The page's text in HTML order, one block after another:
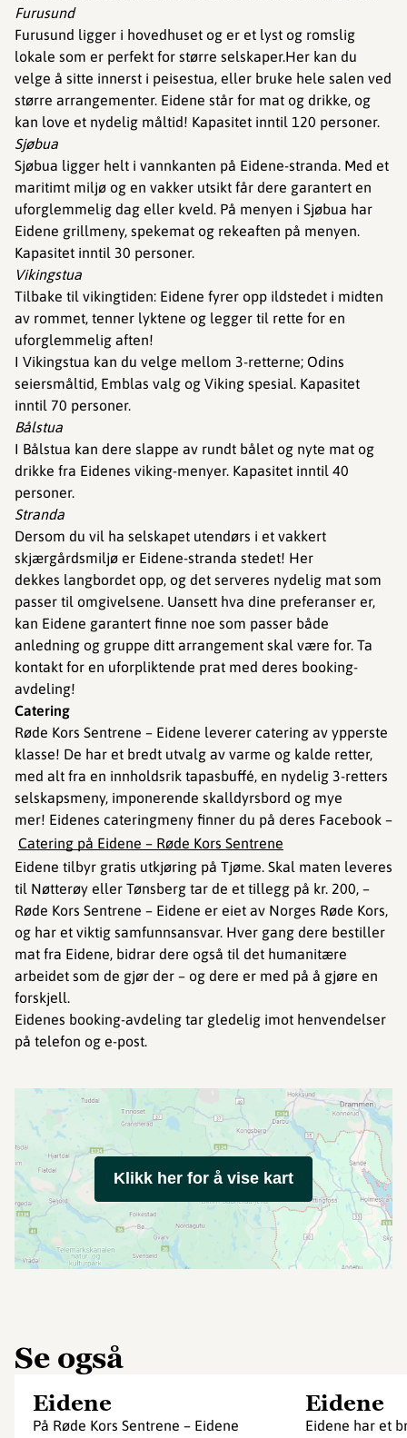
Furusund
Furusund ligger i hovedhuset og er et lyst og romslig
lokale som er perfekt for større selskaper.Her kan du
velge å sitte innerst i peisestua, eller bruke hele salen ved
større arrangementer. Eidene står for mat og drikke, og
kan love et nydelig måltid! Kapasitet inntil 120 personer.
Sjøbua
Sjøbua ligger helt i vannkanten på Eidene-stranda. Med et
maritimt miljø og en vakker utsikt får dere garantert en
uforglemmelig dag eller kveld. På menyen i Sjøbua har
Eidene grillmeny, spekemat og rekeaften på menyen.
Kapasitet inntil 30 personer.
Vikingstua
Tilbake til vikingtiden: Eidene fyrer opp ildstedet i midten
av rommet, tenner lyktene og legger til rette for en
uforglemmelig aften!
I Vikingstua kan du velge mellom 3-retterne; Odins
seiersmåltid, Emblas valg og Viking spesial. Kapasitet
inntil 70 personer.
Bålstua
I Bålstua kan dere slappe av rundt bålet og nyte mat og
drikke fra Eidenes viking-menyer. Kapasitet inntil 40
personer.
Stranda
Dersom du vil ha selskapet utendørs i et vakkert
skjærgårdsmiljø er Eidene-stranda stedet! Her
dekkes langbordet opp, og det serveres nydelig mat som
passer til omgivelsene. Uansett hva dine preferanser er,
kan Eidene garantert finne noe som passer både
anledning og gruppe ditt arrangement skal være for. Ta
kontakt for en uforpliktende prat med deres booking-
avdeling!
Catering
Røde Kors Sentrene – Eidene leverer catering av ypperste
klasse! De har et bredt utvalg av varme og kalde retter,
med alt fra en innholdsrik tapasbuffé, en nydelig 3-retters
selskapsmeny, imponerende skalldyrsbord og mye
mer! Eidenes cateringmeny finner du på deres Facebook –
Catering på Eidene – Røde Kors Sentrene
Eidene tilbyr gratis utkjøring på Tjøme. Skal maten leveres
til Nøtterøy eller Tønsberg tar de et tillegg på kr. 200, –
Røde Kors Sentrene – Eidene er eiet av Norges Røde Kors,
og har et viktig samfunnsansvar. Hver gang dere bestiller
mat fra Eidene, bidrar dere også til det humanitære
arbeidet som de gjør der – og dere er med på å gjøre en
forskjell.
Eidenes booking-avdeling tar gledelig imot henvendelser
på telefon og e-post.
Klikk her for å vise kart
Se også
Eidene
På Røde Kors Sentrene – Eidene
Eidene
Eidene har et